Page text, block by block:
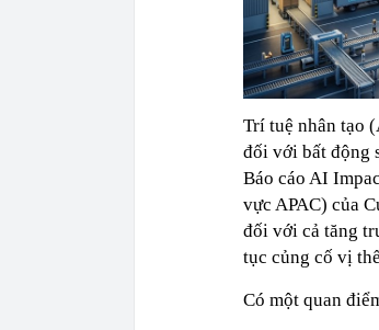
Trí tuệ nhân tạo
đối với bất động
Báo cáo AI
vực APAC) của
đối với cả tăng
tục củng cố vị
Có một quan